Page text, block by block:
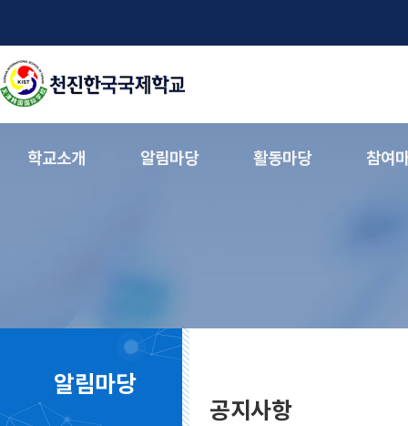
학교소개 알림마당 활동마당 참여
알림마당
공지사항